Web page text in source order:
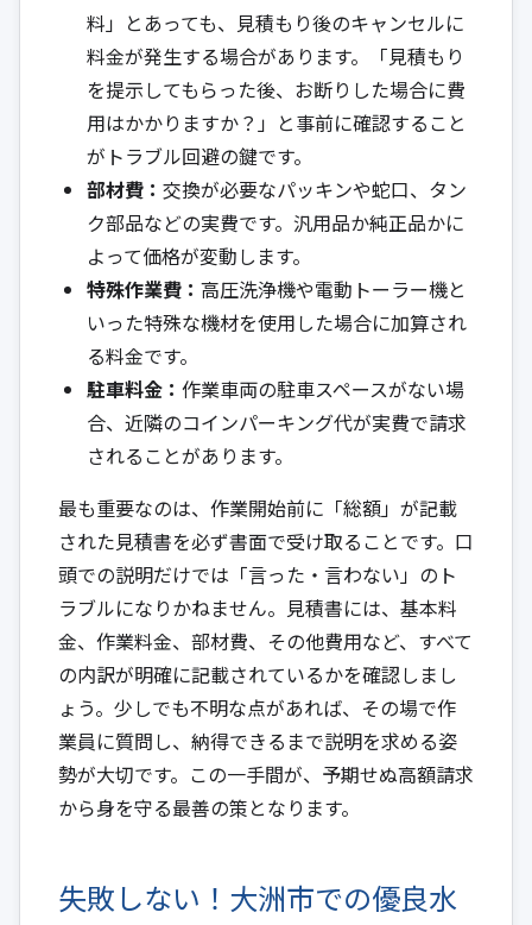
料」とあっても、見積もり後のキャンセルに
料金が発生する場合があります。「見積もり
を提示してもらった後、お断りした場合に費
用はかかりますか？」と事前に確認すること
がトラブル回避の鍵です。
部材費： 交換が必要なパッキンや蛇口、タン
ク部品などの実費です。汎用品か純正品かに
よって価格が変動します。
特殊作業費： 高圧洗浄機や電動トーラー機と
いった特殊な機材を使用した場合に加算され
る料金です。
駐車料金： 作業車両の駐車スペースがない場
合、近隣のコインパーキング代が実費で請求
されることがあります。
最も重要なのは、作業開始前に「総額」が記載
された見積書を必ず書面で受け取ることです。口
頭での説明だけでは「言った・言わない」のト
ラブルになりかねません。見積書には、基本料
金、作業料金、部材費、その他費用など、すべて
の内訳が明確に記載されているかを確認しまし
ょう。少しでも不明な点があれば、その場で作
業員に質問し、納得できるまで説明を求める姿
勢が大切です。この一手間が、予期せぬ高額請求
から身を守る最善の策となります。
失敗しない！大洲市での優良水